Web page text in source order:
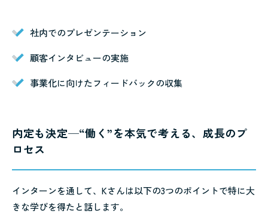
社内でのプレゼンテーション
顧客インタビューの実施
事業化に向けたフィードバックの収集
内定も決定─“働く”を本気で考える、成長のプ
ロセス
インターンを通して、Kさんは以下の3つのポイントで特に大
きな学びを得たと話します。